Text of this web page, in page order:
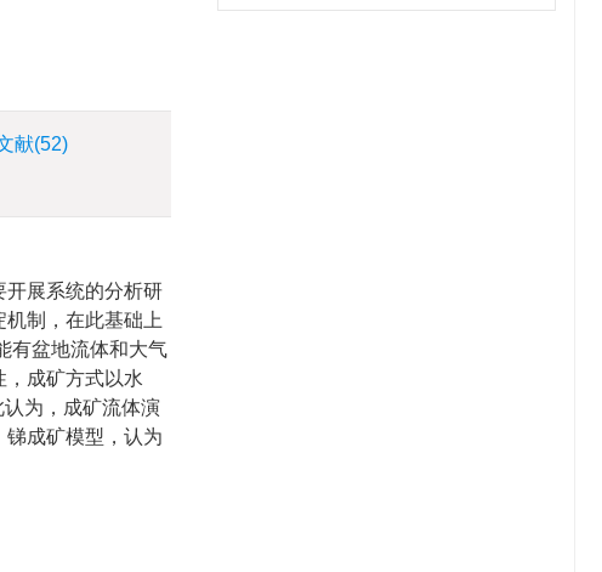
献(52)
开展系统的分析研
制，在此基础上
有盆地流体和大气
成矿方式以水
为，成矿流体演
成矿模型，认为